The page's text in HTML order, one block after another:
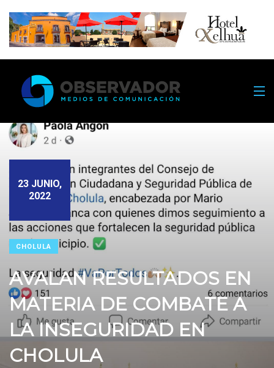
23 JUNIO,
2022
CHOLULA
AVALAN RESULTADOS EN
MATERIA DE COMBATE A
LA INSEGURIDAD EN
CHOLULA